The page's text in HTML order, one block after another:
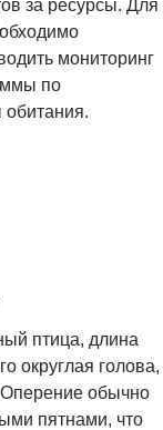
за ресурсы. Для
мониторинг
по
обитания.
птица, длина
округлая голова,
Оперение обычно
пятнами, что